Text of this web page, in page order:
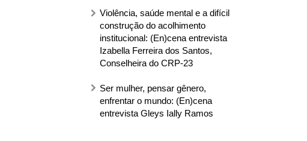
Violência, saúde mental e a difícil
construção do acolhimento
institucional: (En)cena entrevista
Izabella Ferreira dos Santos,
Conselheira do CRP-23
Ser mulher, pensar gênero,
enfrentar o mundo: (En)cena
entrevista Gleys Ially Ramos